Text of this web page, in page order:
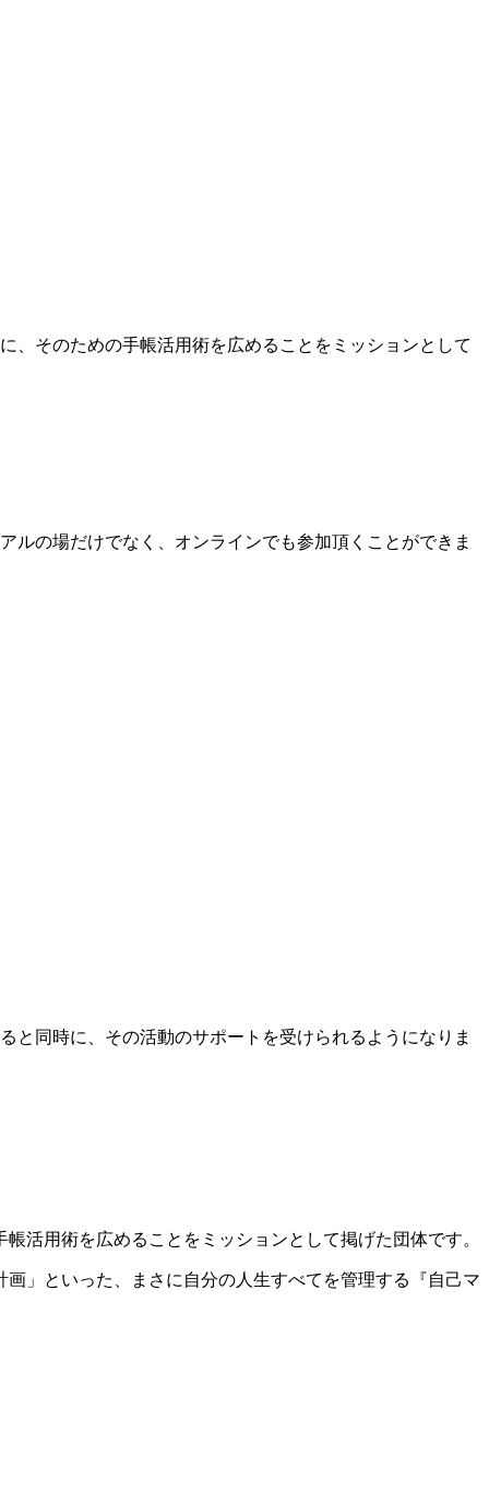
、そのための手帳活用術を広めることをミッションとして
ルの場だけでなく、オンラインでも参加頂くことができま
と同時に、その活動のサポートを受けられるようになりま
活用術を広めることをミッションとして掲げた団体です。
」といった、まさに自分の人生すべてを管理する『自己マ